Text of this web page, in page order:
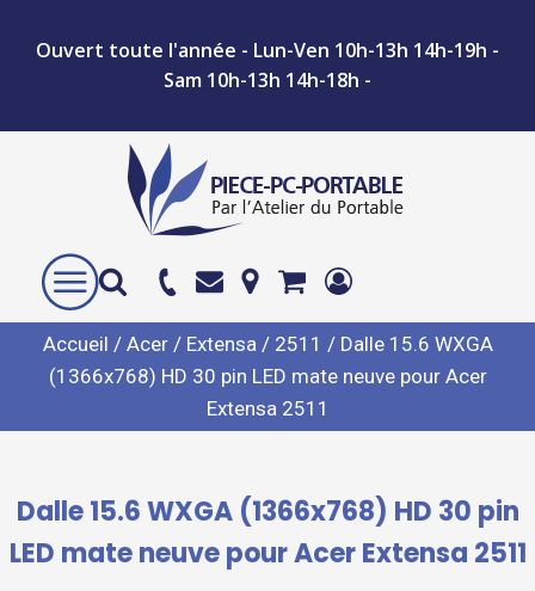
Ouvert toute l'année - Lun-Ven 10h-13h 14h-19h -
Sam 10h-13h 14h-18h -
Accueil / Acer/ Extensa/ 2511 / Dalle 15.6 WXGA
(1366x768) HD 30 pin LED mate neuve pour Acer
Extensa 2511
Dalle 15.6 WXGA (1366x768) HD 30 pin
LED mate neuve pour Acer Extensa 2511